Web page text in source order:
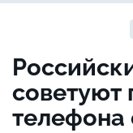
советуют
телефона